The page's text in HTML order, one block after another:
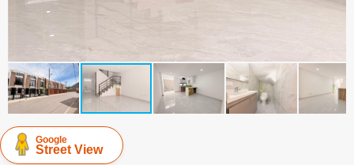
Google
Street View